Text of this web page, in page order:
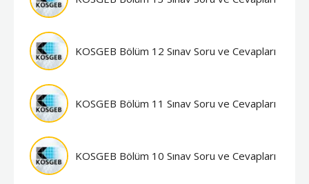
KOSGEB Bölüm 12 Sınav Soru ve Cevapları
KOSGEB Bölüm 11 Sınav Soru ve Cevapları
KOSGEB Bölüm 10 Sınav Soru ve Cevapları